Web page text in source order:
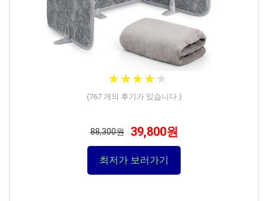
★★★★★
★★★★★
(767개의 후기가 있습니다.)
88,300원 39,800원
최저가 보러가기